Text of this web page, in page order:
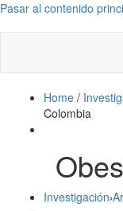
Pasar al contenido
Home /
Colombia
Investigación›